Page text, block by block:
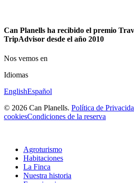
Can Planells ha recibido el premio
TripAdvisor desde el año 2010
Nos vemos en
Idiomas
EnglishEspañol
© 2026 Can Planells. Política de
cookiesCondiciones de la reserva
Agroturismo
Habitaciones
La Finca
Nuestra historia